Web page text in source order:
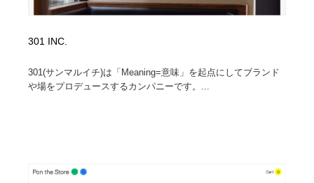
301 INC.
301(サンマルイチ)は「Meaning=意味」を起点にしてブランド
や場をプロデュースするカンパニーです。...